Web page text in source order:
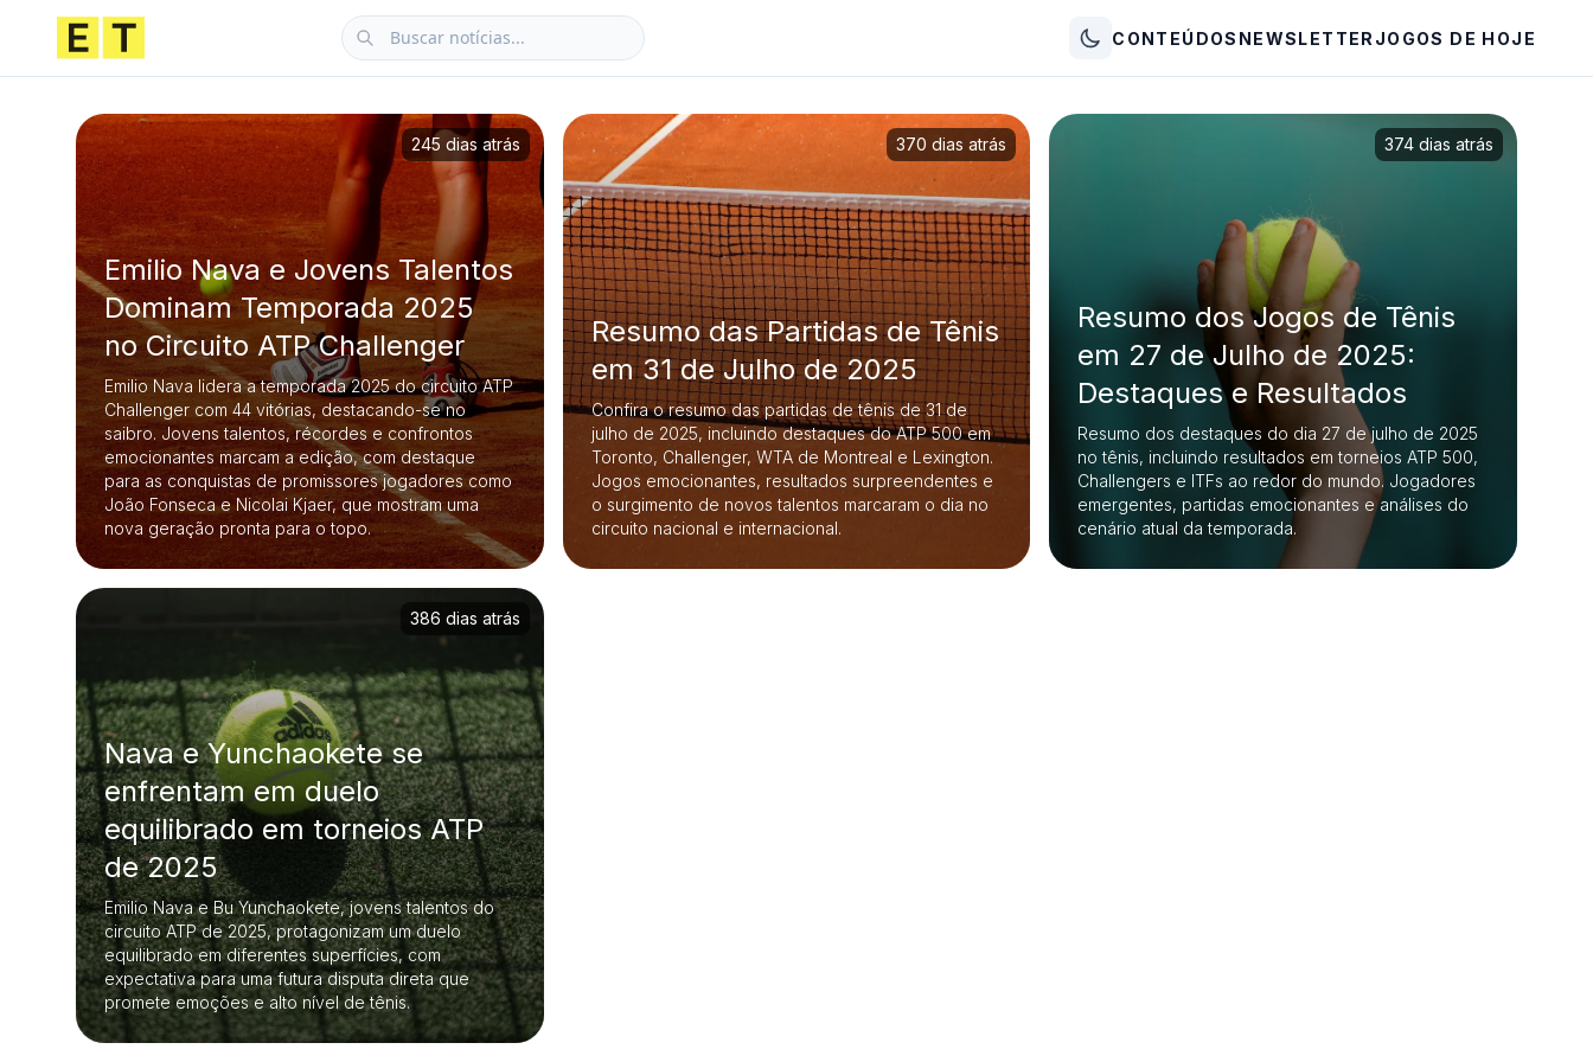
CONTEÚDOS NEWSLETTER JOGOS DE HOJE
Emilio Nava e Jovens Talentos
Dominam Temporada 2025
no Circuito ATP Challenger
Emilio Nava lidera a temporada 2025 do circuito ATP
Challenger com 44 vitórias, destacando-se no
saibro. Jovens talentos, récordes e confrontos
emocionantes marcam a edição, com destaque
para as conquistas de promissores jogadores como
João Fonseca e Nicolai Kjaer, que mostram uma
nova geração pronta para o topo.
245 dias atrás
Resumo das Partidas de Tênis
em 31 de Julho de 2025
Confira o resumo das partidas de tênis de 31 de
julho de 2025, incluindo destaques do ATP 500 em
Toronto, Challenger, WTA de Montreal e Lexington.
Jogos emocionantes, resultados surpreendentes e
o surgimento de novos talentos marcaram o dia no
circuito nacional e internacional.
370 dias atrás
Resumo dos Jogos de Tênis
em 27 de Julho de 2025:
Destaques e Resultados
Resumo dos destaques do dia 27 de julho de 2025
no tênis, incluindo resultados em torneios ATP 500,
Challengers e ITFs ao redor do mundo. Jogadores
emergentes, partidas emocionantes e análises do
cenário atual da temporada.
374 dias atrás
Nava e Yunchaokete se
enfrentam em duelo
equilibrado em torneios ATP
de 2025
Emilio Nava e Bu Yunchaokete, jovens talentos do
circuito ATP de 2025, protagonizam um duelo
equilibrado em diferentes superfícies, com
expectativa para uma futura disputa direta que
promete emoções e alto nível de tênis.
386 dias atrás